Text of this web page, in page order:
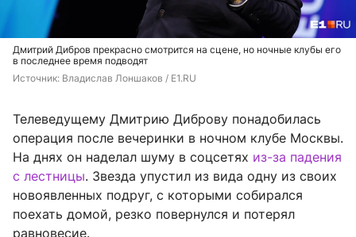
Дмитрий Дибров прекрасно смотрится на сцене, но ночные клубы его
в последнее время подводят
Источник: Владислав Лоншаков / E1.RU
Телеведущему Дмитрию Диброву понадобилась
операция после вечеринки в ночном клубе Москвы.
На днях он наделал шуму в соцсетях из-за падения
с лестницы. Звезда упустил из вида одну из своих
новоявленных подруг, с которыми собирался
поехать домой, резко повернулся и потерял
равновесие.